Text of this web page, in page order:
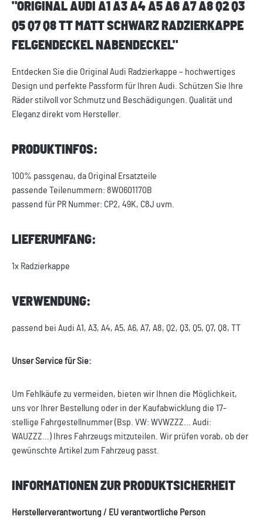
"ORIGINAL AUDI A1 A3 A4 A5 A6 A7 A8 Q2 Q3
Q5 Q7 Q8 TT MATT SCHWARZ RADZIERKAPPE
FELGENDECKEL NABENDECKEL"
Entdecken Sie die Original Audi Radzierkappe – hochwertiges
Design und perfekte Passform für Ihren Audi. Schützen Sie Ihre
Räder stilvoll vor Schmutz und Beschädigungen. Qualität und
Eleganz direkt vom Hersteller.
PRODUKTINFOS:
100% passgenau, da Original Ersatzteile
passende Teilenummern: 8W0601170B
passend für PR Nummer: CP2, 49K, C8J uvm.
LIEFERUMFANG:
1x Radzierkappe
VERWENDUNG:
passend bei Audi A1, A3, A4, A5, A6, A7, A8, Q2, Q3, Q5, Q7, Q8, TT
Unser Service für Sie:
Um Fehlkäufe zu vermeiden, bieten wir Ihnen die Möglichkeit,
uns vor Ihrer Bestellung oder in der Kaufabwicklung die 17-
stellige Fahrgestellnummer (Bsp. VW: WVWZZZ... Audi:
WAUZZZ...) Ihres Fahrzeugs mitzuteilen. Wir prüfen vorab, ob der
gewünschte Artikel zum Fahrzeug passt.
INFORMATIONEN ZUR PRODUKTSICHERHEIT
Herstellerverantwortung / EU verantwortliche Person